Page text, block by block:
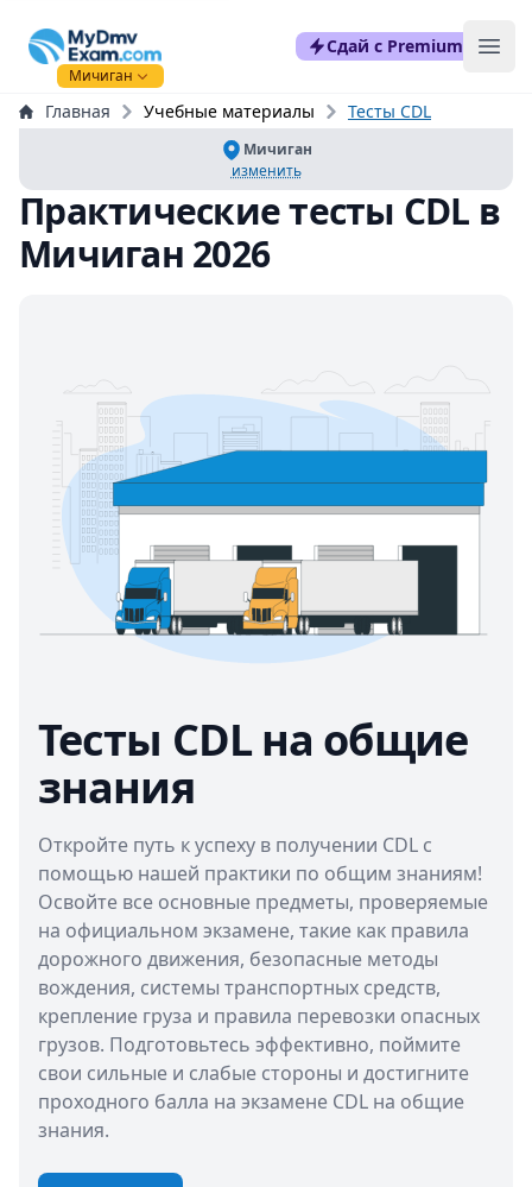
mydmvexam.com
Мичиган
Сдай с Premium
Главная Учебные материалы Тесты CDL
Мичиган
изменить
Практические тесты CDL в
Мичиган 2026
Тесты CDL на общие
знания
Откройте путь к успеху в получении CDL с
помощью нашей практики по общим знаниям!
Освойте все основные предметы, проверяемые
на официальном экзамене, такие как правила
дорожного движения, безопасные методы
вождения, системы транспортных средств,
крепление груза и правила перевозки опасных
грузов. Подготовьтесь эффективно, поймите
свои сильные и слабые стороны и достигните
проходного балла на экзамене CDL на общие
знания.